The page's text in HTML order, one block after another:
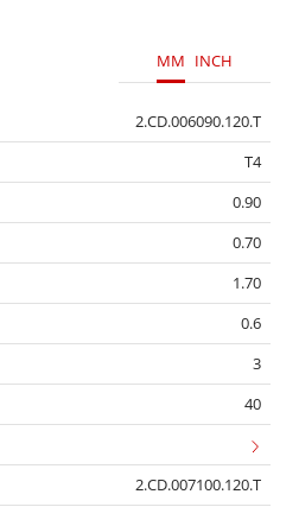
MM INCH
2.CD.006090.120.T
T4
0.90
0.70
1.70
0.6
3
40
2.CD.007100.120.T